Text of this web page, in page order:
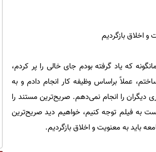
اخلاق بازگردیم
که یاد گرفته بودم جای خالی را پر کردم،
عملاً براساس وظیفه کار انجام دادم و به
دیگران را انجام نمی‌دهم. صریح‌ترین مستند را
اگر درست به فیلم توجه کنیم، خواهیم دید صریح‌ترین